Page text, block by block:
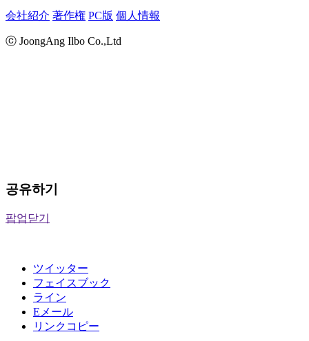
会社紹介 著作権 PC版 個人情報
ⓒ JoongAng Ilbo Co.,Ltd
공유하기
팝업닫기
ツイッター
フェイスブック
ライン
Eメール
リンクコピー